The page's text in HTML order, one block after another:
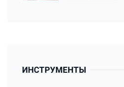
ИНСТРУМЕНТЫ